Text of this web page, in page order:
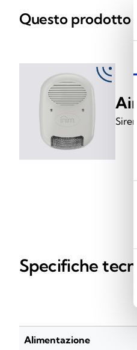
Questo prodotto
Specifiche
Alimentazione